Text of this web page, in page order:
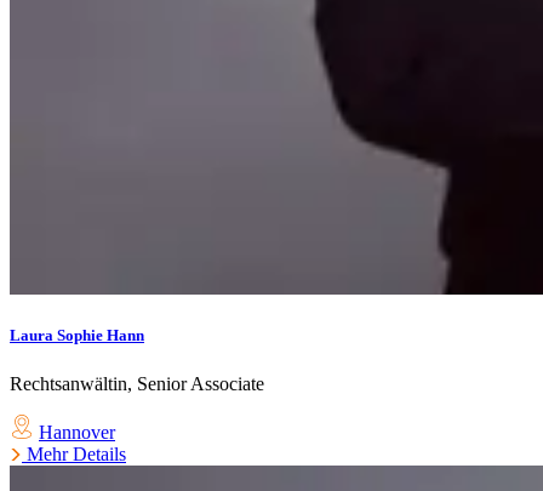
Laura Sophie Hann
Rechtsanwältin, Senior Associate
Hannover
Mehr Details